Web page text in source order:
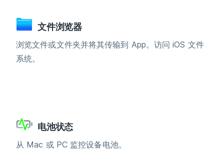
文件浏览器
浏览文件或文件夹并将其传输到 App。访问 iOS 文件
系统。
电池状态
从 Mac 或 PC 监控设备电池。